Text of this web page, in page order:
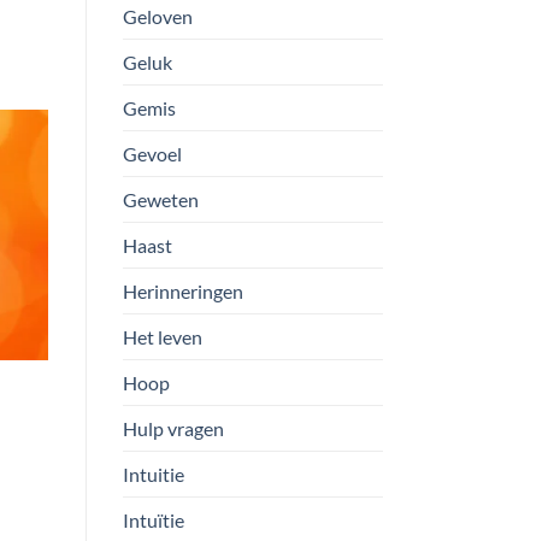
Geloven
Geluk
Gemis
Gevoel
Geweten
Haast
Herinneringen
Het leven
Hoop
Hulp vragen
Intuitie
Intuïtie